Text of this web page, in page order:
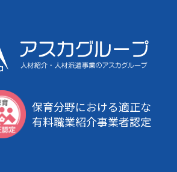
保育分野における適正な
有料職業紹介事業者認定